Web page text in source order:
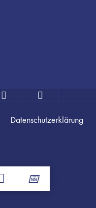
Datenschutzerklärung